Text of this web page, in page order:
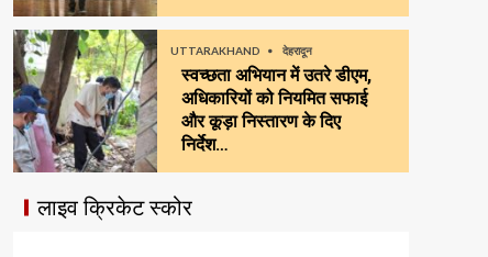
UTTARAKHAND देहरादून
स्वच्छता अभियान में उतरे डीएम,
अधिकारियों को नियमित सफाई
और कूड़ा निस्तारण के दिए
निर्देश…
लाइव क्रिकेट स्कोर